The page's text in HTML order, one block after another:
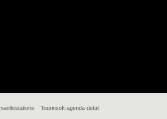
Tourinsoft-agenda-detail